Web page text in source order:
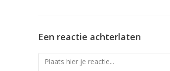
Een reactie achterlaten